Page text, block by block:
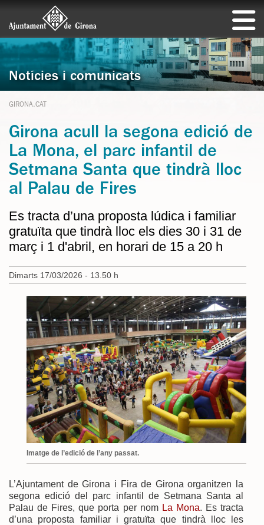
Notícies i comunicats
GIRONA.CAT
Girona acull la segona edició de
La Mona, el parc infantil de
Setmana Santa que tindrà lloc
al Palau de Fires
Es tracta d’una proposta lúdica i familiar
gratuïta que tindrà lloc els dies 30 i 31 de
març i 1 d'abril, en horari de 15 a 20 h
Dimarts 17/03/2026 - 13.50 h
Imatge de l’edició de l’any passat.
L’Ajuntament de Girona i Fira de Girona organitzen la
segona edició del parc infantil de Setmana Santa al
Palau de Fires, que porta per nom La Mona. Es tracta
d’una proposta familiar i gratuïta que tindrà lloc les